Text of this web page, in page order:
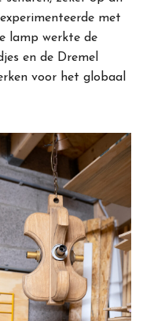
met
lamp werkte de
en de Dremel
voor het globaal